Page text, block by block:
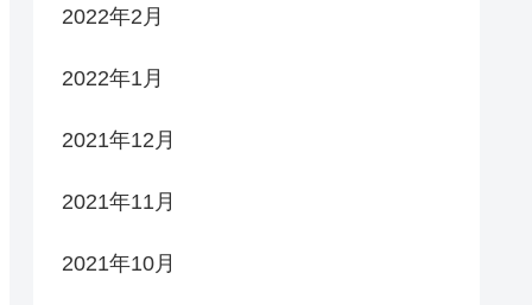
2022年2月
2022年1月
2021年12月
2021年11月
2021年10月